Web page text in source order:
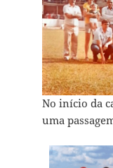
No início da
uma